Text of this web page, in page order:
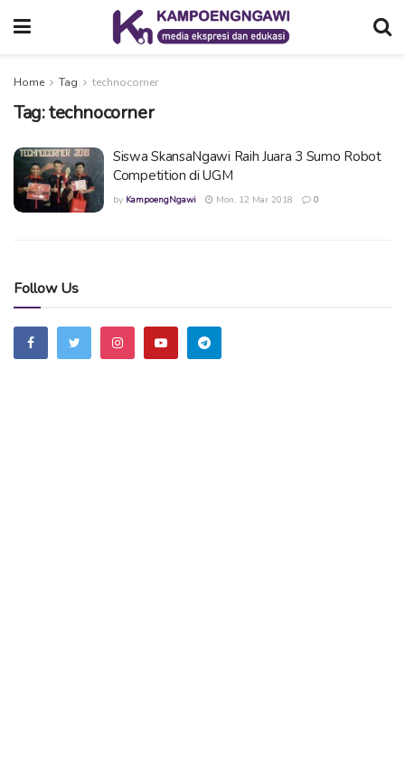
Home Tag technocorner
Tag:technocorner
Siswa SkansaNgawi Raih Juara 3 Sumo Robot
Competition di UGM
by KampoengNgawi Mon, 12 Mar 2018 0
Follow Us